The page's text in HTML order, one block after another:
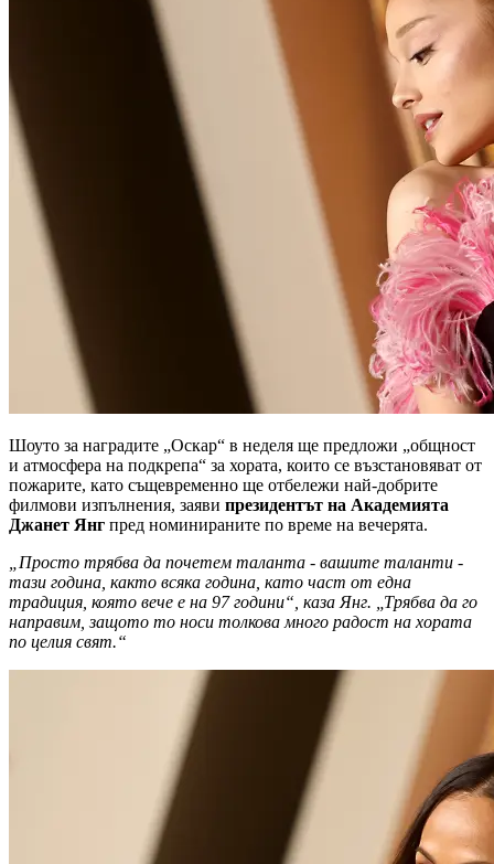
Шоуто за наградите „Оскар“ в неделя ще предложи „общност
и атмосфера на подкрепа“ за хората, които се възстановяват от
пожарите, като същевременно ще отбележи най-добрите
филмови изпълнения, заяви президентът на Академията
Джанет Янг пред номинираните по време на вечерята.
„Просто трябва да почетем таланта - вашите таланти -
тази година, както всяка година, като част от една
традиция, която вече е на 97 години“, каза Янг. „Трябва да го
направим, защото то носи толкова много радост на хората
по целия свят.“